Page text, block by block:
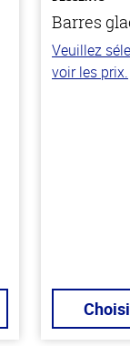
Barres
Veuillez
voir les prix.